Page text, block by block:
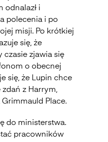
odnalazł i
polecenia i po
misji. Po krótkiej
się, że
czasie zjawia się
o obecnej
się, że Lupin chce
z Harrym,
Place.
do ministerstwa.
pracowników